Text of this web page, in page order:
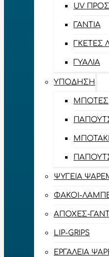
UV
ΓΆΝΤΙΑ
ΓΚΈΤΕΣ
ΓΥΑΛΙΆ
ΥΠΌΔΗΣΗ
ΜΠΌΤΕΣ
ΨΥΓΕΊΑ
ΦΑΚΟΊ-
ΑΠΌΧΕΣ-
LIP-GRIPS
EΡΓΑΛΕΊΑ